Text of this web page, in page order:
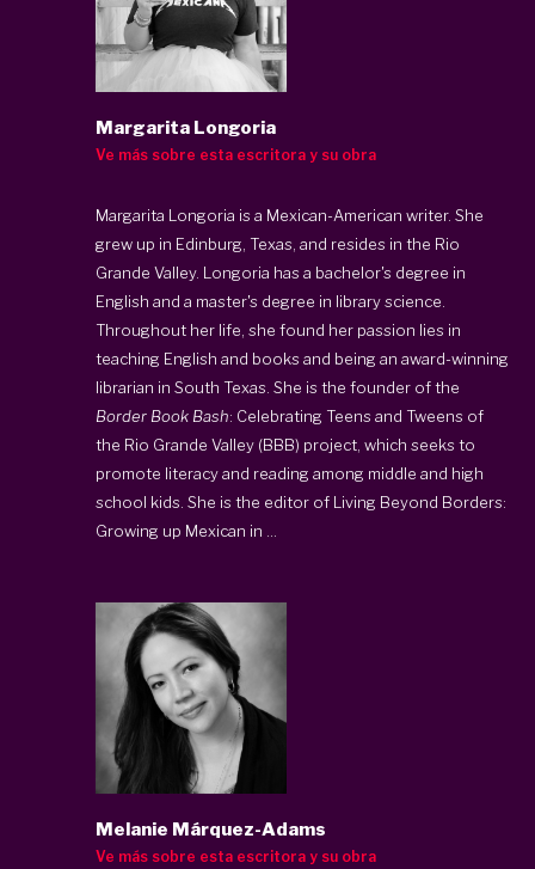
Margarita Longoria
Ve más sobre esta escritora y su obra
Margarita Longoria is a Mexican-American writer. She
grew up in Edinburg, Texas, and resides in the Rio
Grande Valley. Longoria has a bachelor's degree in
English and a master's degree in library science.
Throughout her life, she found her passion lies in
teaching English and books and being an award-winning
librarian in South Texas. She is the founder of the
Border Book Bash: Celebrating Teens and Tweens of
the Rio Grande Valley (BBB) project, which seeks to
promote literacy and reading among middle and high
school kids. She is the editor of Living Beyond Borders:
Growing up Mexican in ...
Melanie Márquez-Adams
Ve más sobre esta escritora y su obra